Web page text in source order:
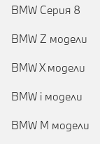
BMW Серия 8
BMW Z модели
BMW X модели
BMW i модели
BMW M модели